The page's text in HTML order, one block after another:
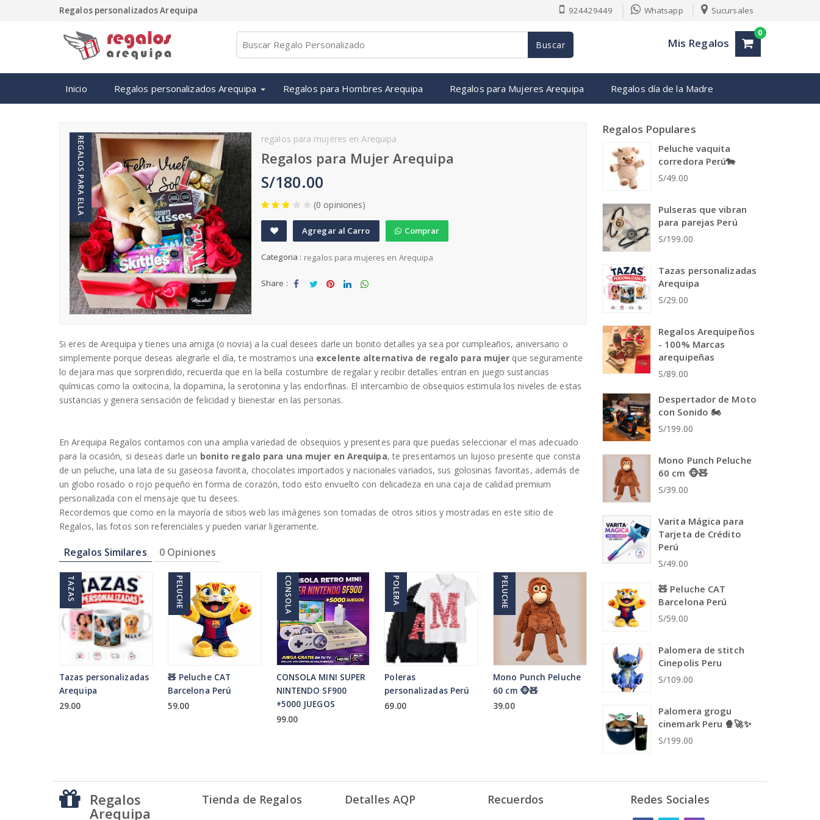
Regalos personalizados Arequipa 924429449 Whatsapp Sucursales
Buscar Mis Regalos
0
Inicio Regalos personalizados Arequipa Regalos para Hombres Arequipa Regalos para Mujeres Arequipa Regalos día de la Madre
REGALOS PARA ELLA regalos para mujeres en Arequipa
Regalos para Mujer Arequipa
S/180.00
(0 opiniones)
A
d
t
h
li
st
Agregar al Carro Comprar
Categoria : regalos para mujeres en Arequipa
Share :
Si eres de Arequipa y tienes una amiga (o novia) a la cual desees darle un bonito detalles ya sea por cumpleaños, aniversario o
simplemente porque deseas alegrarle el día, te mostramos una excelente alternativa de regalo para mujer que seguramente
lo dejara mas que sorprendido, recuerda que en la bella costumbre de regalar y recibir detalles entran en juego sustancias
químicas como la oxitocina, la dopamina, la serotonina y las endorfinas. El intercambio de obsequios estimula los niveles de estas
sustancias y genera sensación de felicidad y bienestar en las personas.
En Arequipa Regalos contamos con una amplia variedad de obsequios y presentes para que puedas seleccionar el mas adecuado
para la ocasión, si deseas darle un bonito regalo para una mujer en Arequipa, te presentamos un lujoso presente que consta
de un peluche, una lata de su gaseosa favorita, chocolates importados y nacionales variados, sus golosinas favoritas, además de
un globo rosado o rojo pequeño en forma de corazón, todo esto envuelto con delicadeza en una caja de calidad premium
personalizada con el mensaje que tu desees.
Recordemos que como en la mayoría de sitios web las imágenes son tomadas de otros sitios y mostradas en este sitio de
Regalos, las fotos son referenciales y pueden variar ligeramente.
Regalos Similares 0 Opiniones
TAZAS
Tazas personalizadas
Arequipa
29.00
PELUCHE
🧸 Peluche CAT
Barcelona Perú
59.00
CONSOLA
CONSOLA MINI SUPER
NINTENDO SF900
+5000 JUEGOS
99.00
POLERA
Poleras
personalizadas Perú
69.00
PELUCHE
Mono Punch Peluche
60 cm 🐵🧸
39.00
Regalos Populares
Peluche vaquita
corredora Perú🐄
S/49.00
Pulseras que vibran
para parejas Perú
S/199.00
Tazas personalizadas
Arequipa
S/29.00
Regalos Arequipeños
- 100% Marcas
arequipeñas
S/89.00
Despertador de Moto
con Sonido 🏍️
S/199.00
Mono Punch Peluche
60 cm 🐵🧸
S/39.00
Varita Mágica para
Tarjeta de Crédito
Perú
S/49.00
🧸 Peluche CAT
Barcelona Perú
S/59.00
Palomera de stitch
Cinepolis Peru
S/109.00
Palomera grogu
cinemark Peru 🍿🚀✨
S/199.00
Regalos
Arequipa
Tienda de Regalos Detalles AQP Recuerdos Redes Sociales